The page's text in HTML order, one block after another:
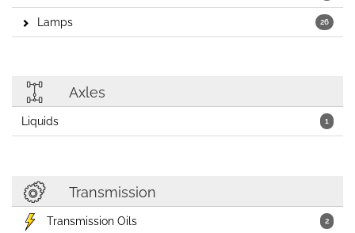
26
Lamps
Axles
1
Liquids
Transmission
2
Transmission Oils